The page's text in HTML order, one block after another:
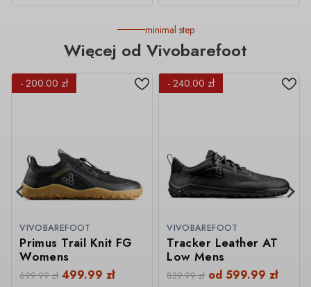
minimal step
Więcej od Vivobarefoot
- 200.00 zł
VIVOBAREFOOT
Primus Trail Knit FG
Womens
699.99zł 499.99zł
- 240.00 zł
VIVOBAREFOOT
Tracker Leather AT
Low Mens
839.99zł od 599.99zł